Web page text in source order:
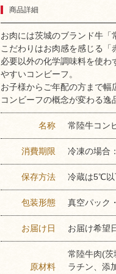
商品詳細
お肉には茨城のブランド牛「
こだわりはお肉感を感じる「
必要以外の化学調味料を使
やすいコンビーフ。
お子様からご年配の方まで幅
コンビーフの概念が変わる逸
名称 常陸牛コン
消費期限 冷凍の場合
保存方法 冷蔵は5℃
包装形態 真空パック
お届け日 お届け希望
原材料
常陸牛肉(茨
ラチン、添